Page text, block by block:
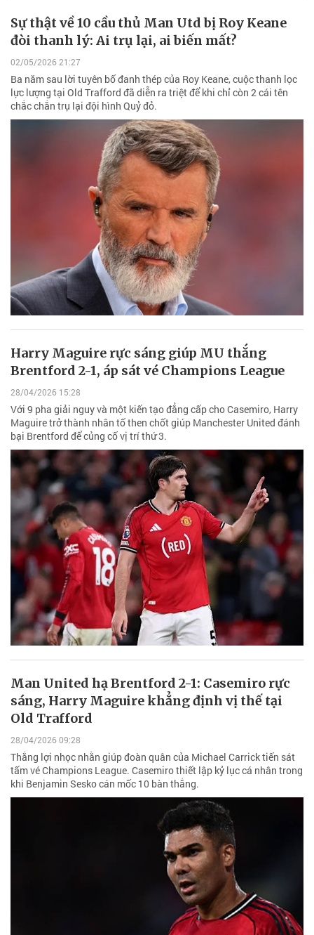
Sự thật về 10 cầu thủ Man Utd bị Roy Keane
đòi thanh lý: Ai trụ lại, ai biến mất?
02/05/2026 21:27
Ba năm sau lời tuyên bố đanh thép của Roy Keane, cuộc thanh lọc
lực lượng tại Old Trafford đã diễn ra triệt để khi chỉ còn 2 cái tên
chắc chắn trụ lại đội hình Quỷ đỏ.
Harry Maguire rực sáng giúp MU thắng
Brentford 2-1, áp sát vé Champions League
28/04/2026 15:28
Với 9 pha giải nguy và một kiến tạo đẳng cấp cho Casemiro, Harry
Maguire trở thành nhân tố then chốt giúp Manchester United đánh
bại Brentford để củng cố vị trí thứ 3.
Man United hạ Brentford 2-1: Casemiro rực
sáng, Harry Maguire khẳng định vị thế tại
Old Trafford
28/04/2026 09:28
Thắng lợi nhọc nhằn giúp đoàn quân của Michael Carrick tiến sát
tấm vé Champions League. Casemiro thiết lập kỷ lục cá nhân trong
khi Benjamin Sesko cán mốc 10 bàn thắng.